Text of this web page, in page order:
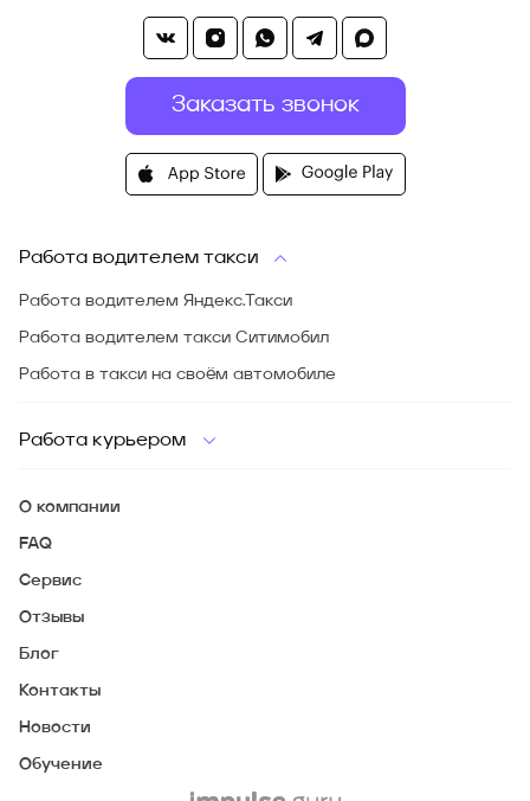
Заказать звонок
Работа водителем такси
Работа водителем Яндекс.Такси
Работа водителем такси Ситимобил
Работа в такси на своём автомобиле
Работа курьером
О компании
FAQ
Сервис
Отзывы
Блог
Контакты
Новости
Обучение